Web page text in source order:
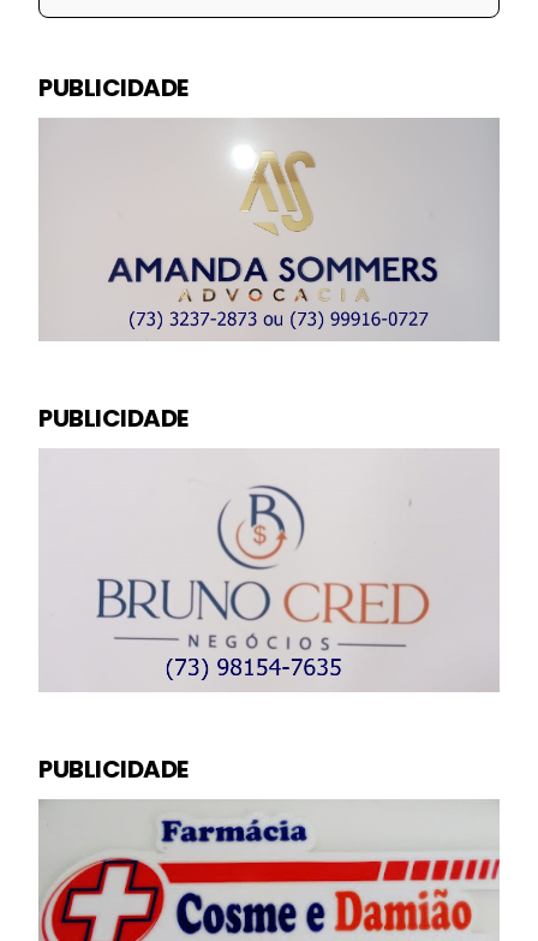
PUBLICIDADE
PUBLICIDADE
PUBLICIDADE